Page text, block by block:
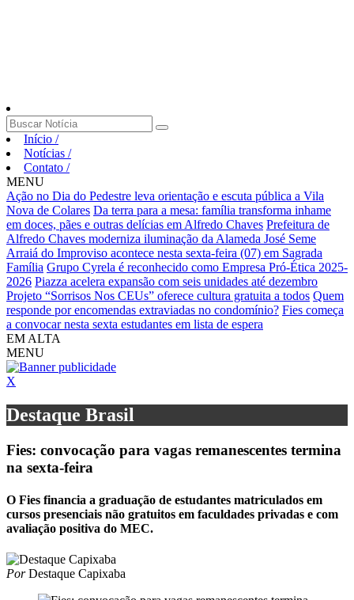
Início /
Notícias /
Contato /
MENU
Ação no Dia do Pedestre leva orientação e escuta pública a Vila
Nova de Colares Da terra para a mesa: família transforma inhame
em doces, pães e outras delícias em Alfredo Chaves Prefeitura de
Alfredo Chaves moderniza iluminação da Alameda José Seme
Arraiá do Improviso acontece nesta sexta-feira (07) em Sagrada
Família Grupo Cyrela é reconhecido como Empresa Pró-Ética 2025-
2026 Piazza acelera expansão com seis unidades até dezembro
Projeto “Sorrisos Nos CEUs” oferece cultura gratuita a todos Quem
responde por encomendas extraviadas no condomínio? Fies começa
a convocar nesta sexta estudantes em lista de espera
EM ALTA
MENU
X
Destaque Brasil
Fies: convocação para vagas remanescentes termina
na sexta-feira
O Fies financia a graduação de estudantes matriculados em
cursos presenciais não gratuitos em faculdades privadas e com
avaliação positiva do MEC.
PorDestaque Capixaba